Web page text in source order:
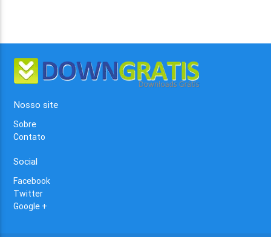
Nosso site
Sobre
Contato
Social
Facebook
Twitter
Google +